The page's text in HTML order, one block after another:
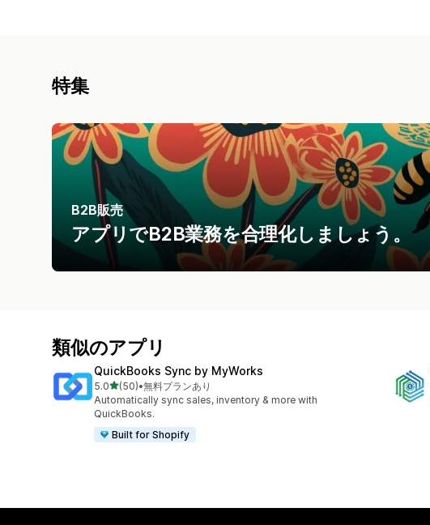
特集
B2B販売
アプリでB2B業務を合理化しましょう。
類似のアプリ
QuickBooks Sync by MyWorks
5.05つ星中
(50)
合計レビュー数：50件
•無料プランあり
Automatically sync sales, inventory & more with
QuickBooks.
Built for Shopify